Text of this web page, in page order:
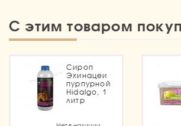
С этим товаром
Сироп
Эхинацеи
пурпурной
Hidalgo, 1
литр